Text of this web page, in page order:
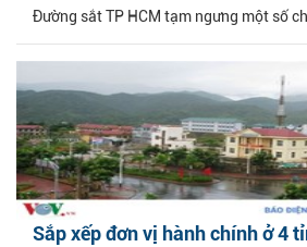
Đường sắt TP HCM tạm ngưng một số
Sắp xếp đơn vị hành chính ở 4